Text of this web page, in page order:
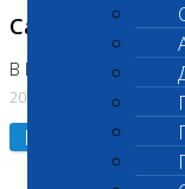
Санитарный
В Коломне 20.07.2026
20.07.2026
Подробнее